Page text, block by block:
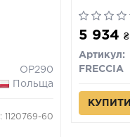
OP290
Польща
1120769-60
5 934₴
Артикул:
FRECCIA
КУПИТИ